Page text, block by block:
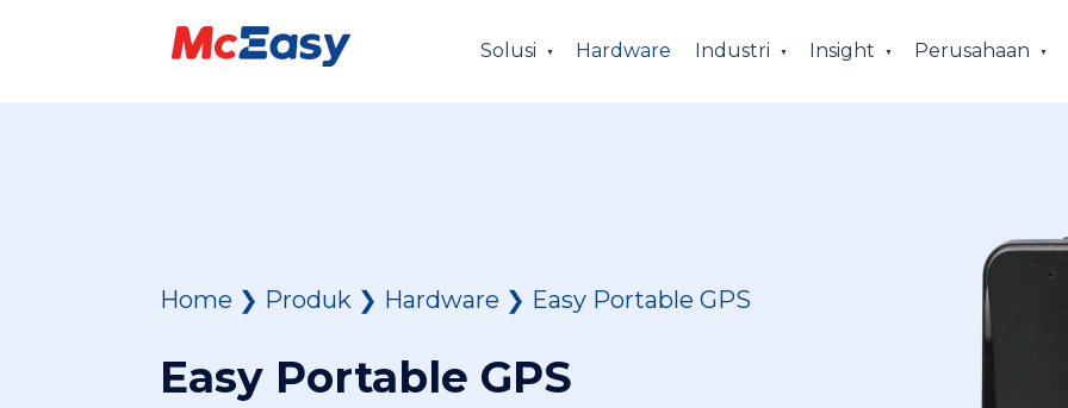
Solusi Hardware Industri Insight Perusahaan
Home ❯ Produk ❯ Hardware ❯ Easy Portable GPS
Easy Portable GPS